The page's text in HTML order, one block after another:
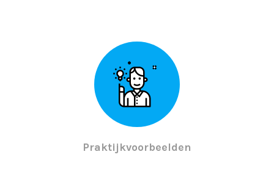
Praktijkvoorbeelden